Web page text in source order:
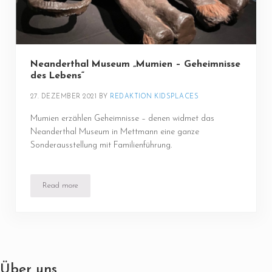
Neanderthal Museum „Mumien – Geheimnisse
des Lebens“
27. DEZEMBER 2021 BY REDAKTION KIDSPLACES
Mumien erzählen Geheimnisse – denen widmet das
Neanderthal Museum in Mettmann eine ganze
Sonderausstellung mit Familienführung.
Read moreNeanderthal Museum „Mumien – Geheimnisse des Lebens“